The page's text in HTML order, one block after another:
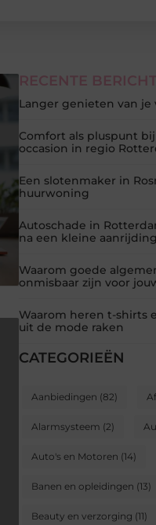
RECENTE
Langer genieten van je
Comfort als pluspunt
occasion in regio
Een slotenmaker in
huurwoning
Autoschade in
na een kleine
Waarom goede
onmisbaar zijn voor
Waarom heren t-shirts
uit de mode raken
CATEGORIEËN
Aanbiedingen (82)
Alarmsysteem (2)
Auto's en Motoren (14)
Banen en opleidingen (13)
Beauty en verzorging (11)